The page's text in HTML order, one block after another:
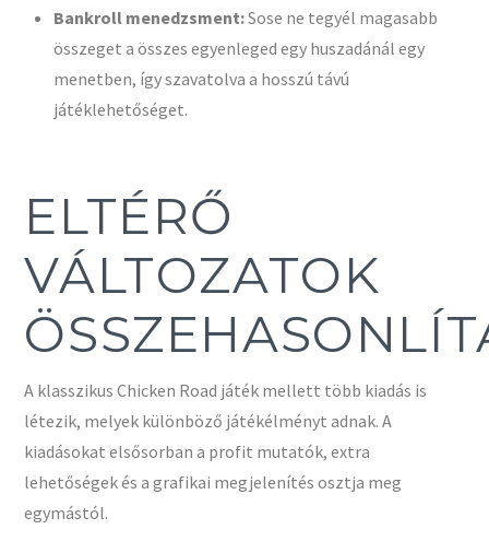
Bankroll menedzsment:Sose ne tegyél magasabb
összeget a összes egyenleged egy huszadánál egy
menetben, így szavatolva a hosszú távú
játéklehetőséget.
ELTÉRŐ
VÁLTOZATOK
A klasszikus Chicken Road játék mellett több kiadás is
létezik, melyek különböző játékélményt adnak. A
kiadásokat elsősorban a profit mutatók, extra
lehetőségek és a grafikai megjelenítés osztja meg
egymástól.